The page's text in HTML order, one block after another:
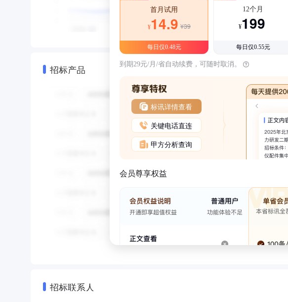
招标产品
首月试用
¥14.9 ¥39
每日仅0.48元
12个月
¥199
每日仅0.55元
到期29元/月/省自动续费，可随时取消。
标讯详情查看
关键电话直连
甲方分析查询
会员尊享权益
招标联系人